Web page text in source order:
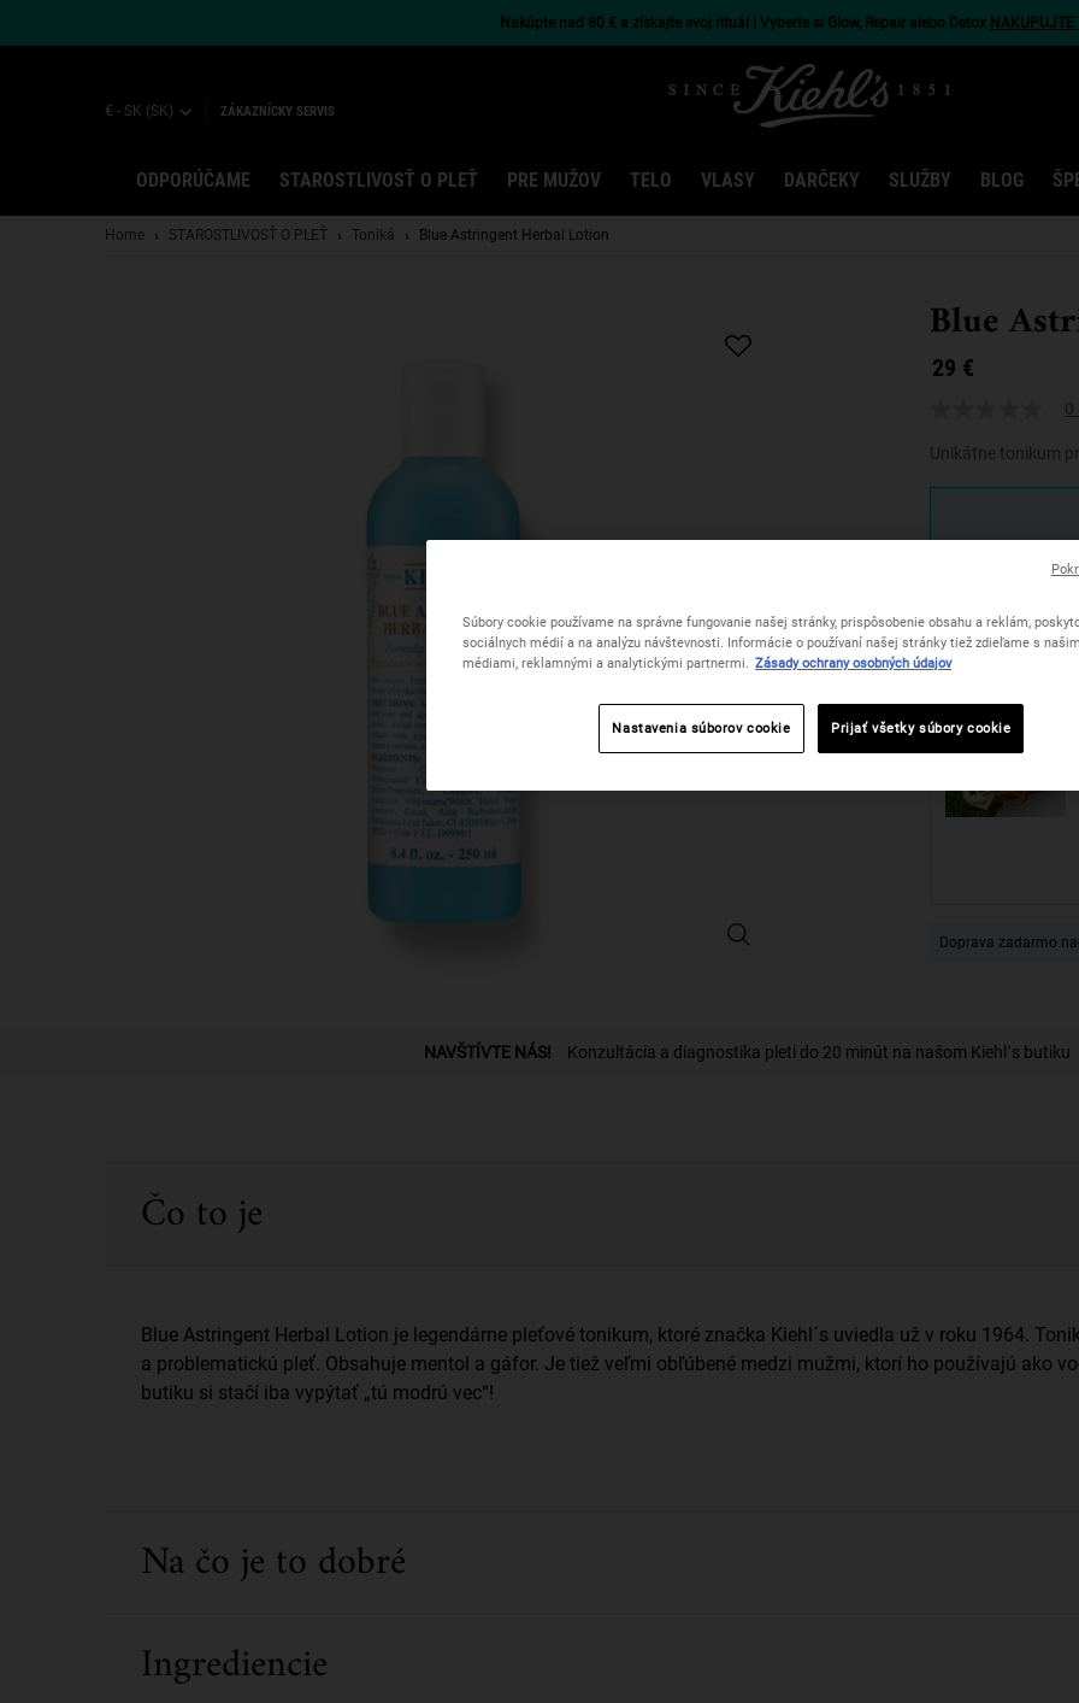
Nakúpte nad 80 € a získajte svoj rituál | Vyberte si Glow, Repair alebo Detox NAKUPUJTE
€ - SK (SK) ZÁKAZNÍCKY SERVIS
ODPORÚČAME STAROSTLIVOSŤ O PLEŤ PRE MUŽOV TELO VLASY DARČEKY SLUŽBY BLOG
Home STAROSTLIVOSŤ O PLEŤ Toniká Blue Astringent Herbal Lotion
Blue
29 €
0
Blue Astringent Herbal Lotion - Zväčšiť obrázok
Unikátne tonikum
− +
Doprava zadarmo
NAVŠTÍVTE NÁS! Konzultácia a diagnostika pleti do 20 minút na našom Kiehl´s butiku
Čo to je
Blue Astringent Herbal Lotion je legendárne pleťové tonikum, ktoré značka Kiehl´s uviedla už v roku 1964.
a problematickú pleť. Obsahuje mentol a gáfor. Je tiež veľmi obľúbené medzi mužmi, ktorí ho používajú ako
butiku si stačí iba vypýtať „tú modrú vec“!
Na čo je to dobré
Ingrediencie
Súbory cookie používame na správne fungovanie našej stránky, prispôsobenie obsahu a reklám,
sociálnych médií a na analýzu návštevnosti. Informácie o používaní našej stránky tiež zdieľame s
médiami, reklamnými a analytickými partnermi. Zásady ochrany osobných údajov
Nastavenia súborov cookie Prijať všetky súbory cookie